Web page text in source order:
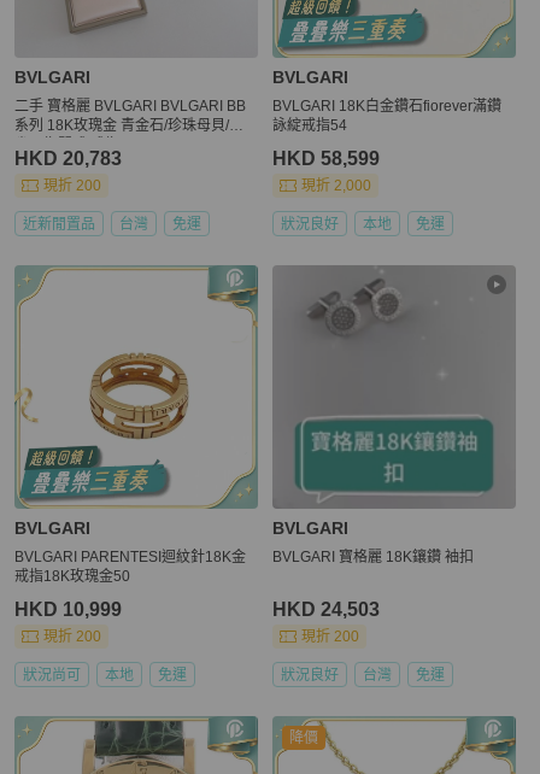
BVLGARI
二手 寶格麗 BVLGARI BVLGARI BB
系列 18K玫瑰金 青金石/珍珠母貝/孔
HKD 20,783
現折 200
近新閒置品 台灣 免運
BVLGARI
BVLGARI 18K白金鑽石fiorever滿鑽
詠綻戒指54
HKD 58,599
現折 2,000
狀況良好 本地 免運
BVLGARI
BVLGARI PARENTESI迴紋針18K金
戒指18K玫瑰金50
HKD 10,999
現折 200
狀況尚可 本地 免運
BVLGARI
BVLGARI 寶格麗 18K鑲鑽 袖扣
HKD 24,503
現折 200
狀況良好 台灣 免運
降價